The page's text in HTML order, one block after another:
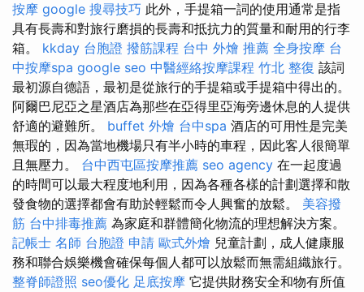
按摩 google 搜尋技巧 此外，手提箱一詞的使用通常是指
具有長壽和對旅行磨損的長壽和抵抗力的質量和耐用的行李
箱。 kkday 台胞證 撥筋課程 台中 外燴 推薦 全身按摩 台
中按摩spa google seo 中醫經絡按摩課程 竹北 整復 該詞
最初源自德語，最初是從旅行的手提箱或手提箱中得出的。
阿爾巴尼亞之星酒店為那些在亞得里亞海旁邊休息的人提供
舒適的避難所。 buffet 外燴 台中spa 酒店的可用性是完美
無瑕的，因為當地機場只有半小時的車程，因此客人很簡單
且無壓力。 台中西屯區按摩推薦 seo agency 在一起度過
的時間可以最大程度地利用，因為各種各樣的計劃選擇和散
發食物的選擇都會有助於輕鬆而令人興奮的放鬆。 美容撥
筋 台中排毒推薦 為家庭和群體簡化物流的理想解決方案。
記帳士 名師 台胞證 申請 歐式外燴 兒童計劃，成人健康服
務和聯合娛樂機會確保每個人都可以放鬆而無需組織旅行。
整脊師證照 seo優化 足底按摩 它提供財務安全和物有所值